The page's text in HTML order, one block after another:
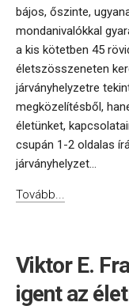
bájos, őszinte,
mondanivalókkal
a kis kötetben 45
életszösszeneten
járványhelyzetre
megközelítésből,
életünket,
csupán 1-2 oldalas
járványhelyzet...
Tovább...
Viktor E.
igent az